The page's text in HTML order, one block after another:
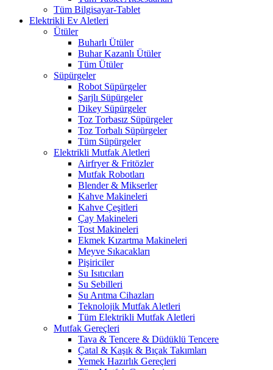
Tüm Bilgisayar-Tablet
Elektrikli Ev Aletleri
Ütüler
Buharlı Ütüler
Buhar Kazanlı Ütüler
Tüm Ütüler
Süpürgeler
Robot Süpürgeler
Şarjlı Süpürgeler
Dikey Süpürgeler
Toz Torbasız Süpürgeler
Toz Torbalı Süpürgeler
Tüm Süpürgeler
Elektrikli Mutfak Aletleri
Airfryer & Fritözler
Mutfak Robotları
Blender & Mikserler
Kahve Makineleri
Kahve Çeşitleri
Çay Makineleri
Tost Makineleri
Ekmek Kızartma Makineleri
Meyve Sıkacakları
Pişiriciler
Su Isıtıcıları
Su Sebilleri
Su Arıtma Cihazları
Teknolojik Mutfak Aletleri
Tüm Elektrikli Mutfak Aletleri
Mutfak Gereçleri
Tava & Tencere & Düdüklü Tencere
Çatal & Kaşık & Bıçak Takımları
Yemek Hazırlık Gereçleri